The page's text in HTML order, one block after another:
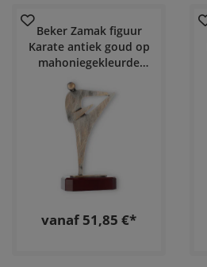
Beker Zamak figuur
Karate antiek goud op
mahoniegekleurde
houten voet
vanaf 51,85 €*